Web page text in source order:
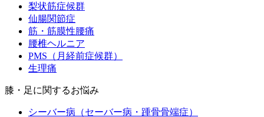
梨状筋症候群
仙腸関節症
筋・筋膜性腰痛
腰椎ヘルニア
PMS（月経前症候群）
生理痛
膝・足に関するお悩み
シーバー病（セーバー病・踵骨骨端症）